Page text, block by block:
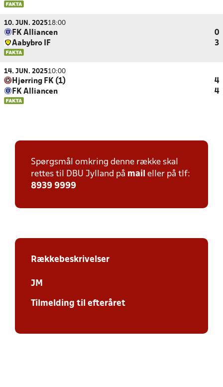
10. JUN. 202518:00
FK Alliancen
0
Aabybro IF
3
14. JUN. 202510:00
Hjørring FK (1)
4
FK Alliancen
4
Spørgsmål omkring denne række skal
rettes til DBU Jylland på mail eller på tlf:
8939 9999
Rækkebeskrivelser
JM
Tilmelding til efteråret